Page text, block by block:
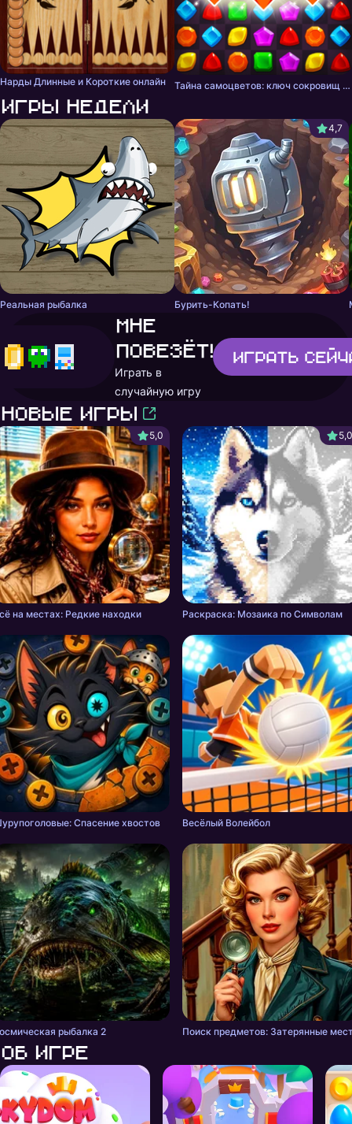
Нарды Длинные и Короткие онлайн Тайна самоцветов: ключ сокровищ - три в ряд
Игры недели
Реальная рыбалка
4,7
Бурить-Копать!
Мне
повезёт!
Играть в
случайную игру
Играть
Новые игры
5,0
на местах: Редкие находки
5,0
Раскраска: Мозаика по Символам
Спасение хвостов Весёлый Волейбол
рыбалка 2 Поиск предметов: Затерянные
Об игре